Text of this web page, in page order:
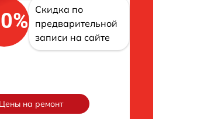
Скидка по
предварительной
записи на сайте
Цены на ремонт